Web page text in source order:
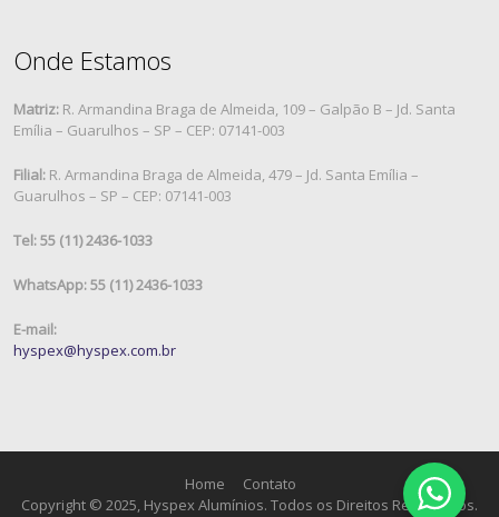
Onde Estamos
Matriz: R. Armandina Braga de Almeida, 109 – Galpão B – Jd. Santa
Emília – Guarulhos – SP – CEP: 07141-003
Filial: R. Armandina Braga de Almeida, 479 – Jd. Santa Emília –
Guarulhos – SP – CEP: 07141-003
Tel: 55 (11) 2436-1033
WhatsApp: 55 (11) 2436-1033
E-mail:
hyspex@hyspex.com.br
Home
Contato
Copyright © 2025, Hyspex Alumínios. Todos os Direitos Reservados.